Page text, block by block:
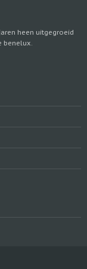
heen uitgegroeid
benelux.